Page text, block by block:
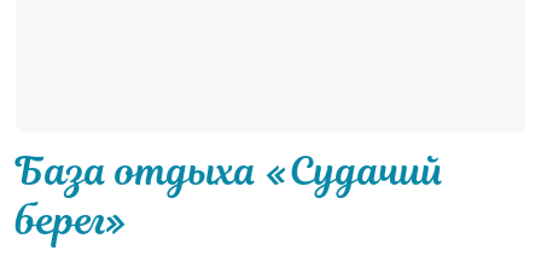
База отдыха «Судачий
берег»